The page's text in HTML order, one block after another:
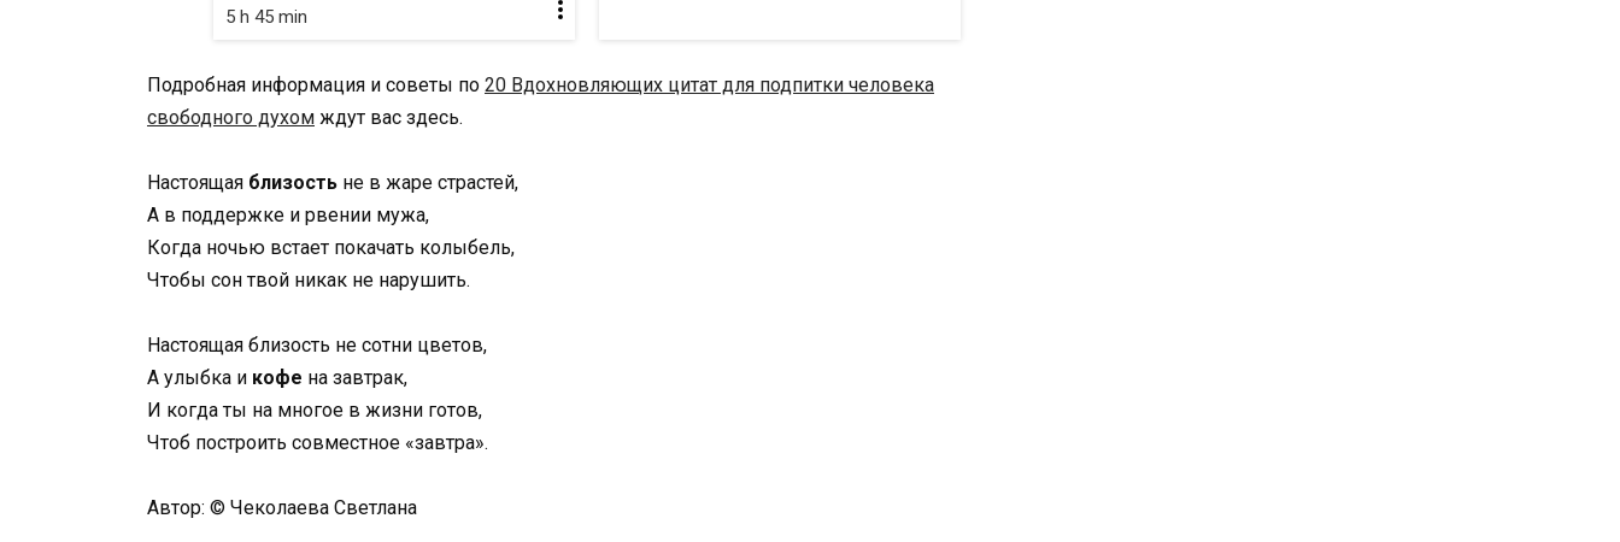
5 h 45 min
Подробная информация и советы по 20 Вдохновляющих цитат для подпитки человека
свободного духом ждут вас здесь.
Настоящая близость не в жаре страстей,
А в поддержке и рвении мужа,
Когда ночью встает покачать колыбель,
Чтобы сон твой никак не нарушить.
Настоящая близость не сотни цветов,
А улыбка и кофе на завтрак,
И когда ты на многое в жизни готов,
Чтоб построить совместное «завтра».
Автор: © Чеколаева Светлана